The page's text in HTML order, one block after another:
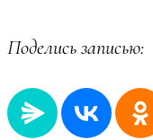
Поделись записью: